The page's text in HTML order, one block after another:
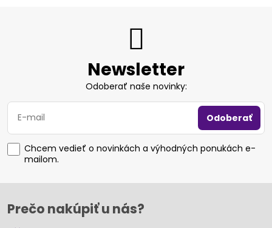
Newsletter
Odoberať naše novinky:
Odoberať
Chcem vedieť o novinkách a výhodných ponukách e-
mailom.
Prečo nakúpiť u nás?